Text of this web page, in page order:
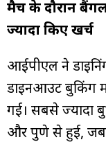
मैच के दौरान
ज्यादा किए खर्च
आईपीएल ने
डाइनआउट बुकिंग
गई। सबसे ज्यादा
और पुणे से हुई,